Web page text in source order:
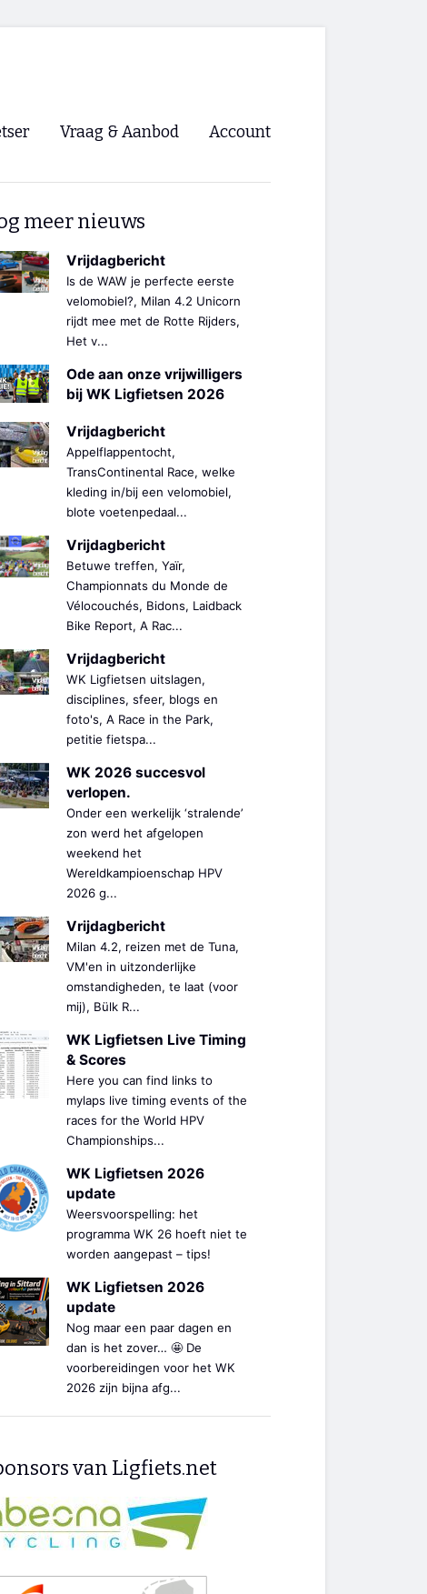
NVHPV
🡺
Vraag & Aanbod Account
meer nieuws
Vrijdagbericht
Is de WAW je perfecte eerste
velomobiel?, Milan 4.2 Unicorn
rijdt mee met de Rotte Rijders,
Het v...
Ode aan onze vrijwilligers
bij WK Ligfietsen 2026
Vrijdagbericht
Appelflappentocht,
TransContinental Race, welke
kleding in/bij een velomobiel,
blote voetenpedaal...
Vrijdagbericht
Betuwe treffen, Yaïr,
Championnats du Monde de
Vélocouchés, Bidons, Laidback
Bike Report, A Rac...
Vrijdagbericht
WK Ligfietsen uitslagen,
disciplines, sfeer, blogs en
foto's, A Race in the Park,
petitie fietspa...
WK 2026 succesvol
verlopen.
Onder een werkelijk ‘stralende’
zon werd het afgelopen
weekend het
Wereldkampioenschap HPV
2026 g...
Vrijdagbericht
Milan 4.2, reizen met de Tuna,
VM'en in uitzonderlijke
omstandigheden, te laat (voor
mij), Bülk R...
WK Ligfietsen Live Timing
& Scores
Here you can find links to
mylaps live timing events of the
races for the World HPV
Championships...
WK Ligfietsen 2026
update
Weersvoorspelling: het
programma WK 26 hoeft niet te
worden aangepast – tips!
WK Ligfietsen 2026
update
Nog maar een paar dagen en
dan is het zover… 🤩 De
voorbereidingen voor het WK
2026 zijn bijna afg...
van Ligfiets.net